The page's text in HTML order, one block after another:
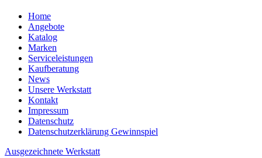
Home
Angebote
Katalog
Marken
Serviceleistungen
Kaufberatung
News
Unsere Werkstatt
Kontakt
Impressum
Datenschutz
Datenschutzerklärung Gewinnspiel
Ausgezeichnete Werkstatt